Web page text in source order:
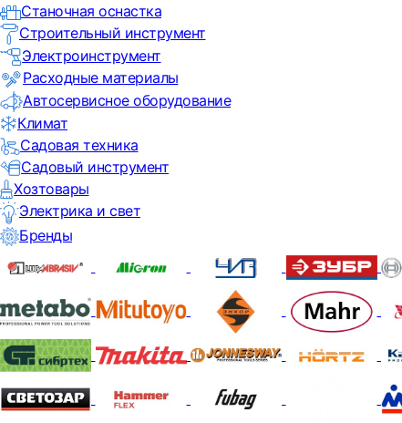
Станочная оснастка
Строительный инструмент
Электроинструмент
Расходные материалы
Автосервисное оборудование
Климат
Садовая техника
Садовый инструмент
Хозтовары
Электрика и свет
Бренды